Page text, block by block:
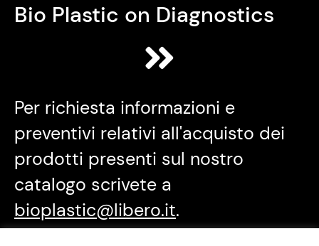
Bio Plastic on Diagnostics
Per richiesta informazioni e
preventivi relativi all'acquisto dei
prodotti presenti sul nostro
catalogo scrivete a
bioplastic@libero.it.